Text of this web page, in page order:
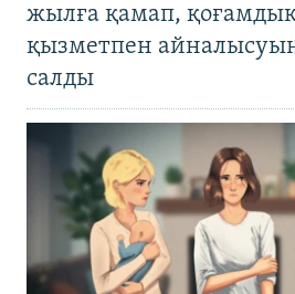
жылға қамап,
қызметпен
салды